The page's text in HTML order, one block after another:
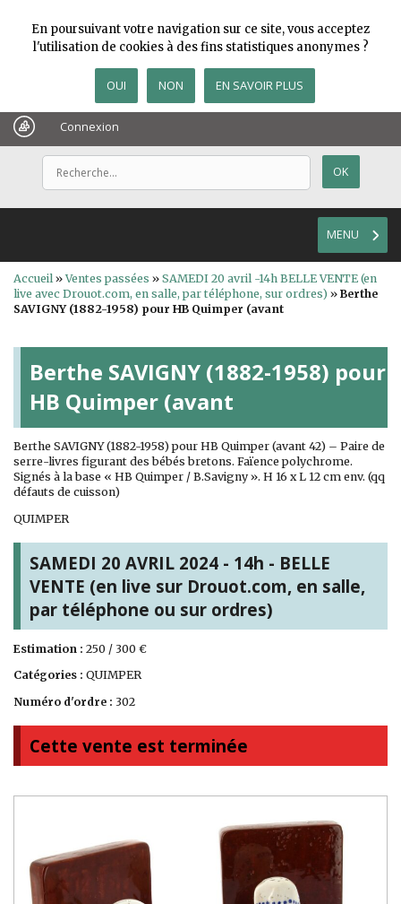
Connexion
MENU
Accueil»Ventes passées » SAMEDI 20 avril -14h BELLE VENTE (en
live avec Drouot.com, en salle, par téléphone, sur ordres) » Berthe
SAVIGNY (1882-1958) pour HB Quimper (avant
Berthe SAVIGNY (1882-1958) pour
HB Quimper (avant
Berthe SAVIGNY (1882-1958) pour HB Quimper (avant 42) – Paire de
serre-livres figurant des bébés bretons. Faïence polychrome.
Signés à la base « HB Quimper / B.Savigny ». H 16 x L 12 cm env. (qq
défauts de cuisson)
QUIMPER
SAMEDI 20 AVRIL 2024 - 14h - BELLE
VENTE (en live sur Drouot.com, en salle,
par téléphone ou sur ordres)
Estimation : 250 / 300 €
Catégories : QUIMPER
Numéro d'ordre : 302
Cette vente est terminée
En poursuivant votre navigation sur ce site, vous acceptez
l'utilisation de cookies à des fins statistiques anonymes ?
OUI NON EN SAVOIR PLUS